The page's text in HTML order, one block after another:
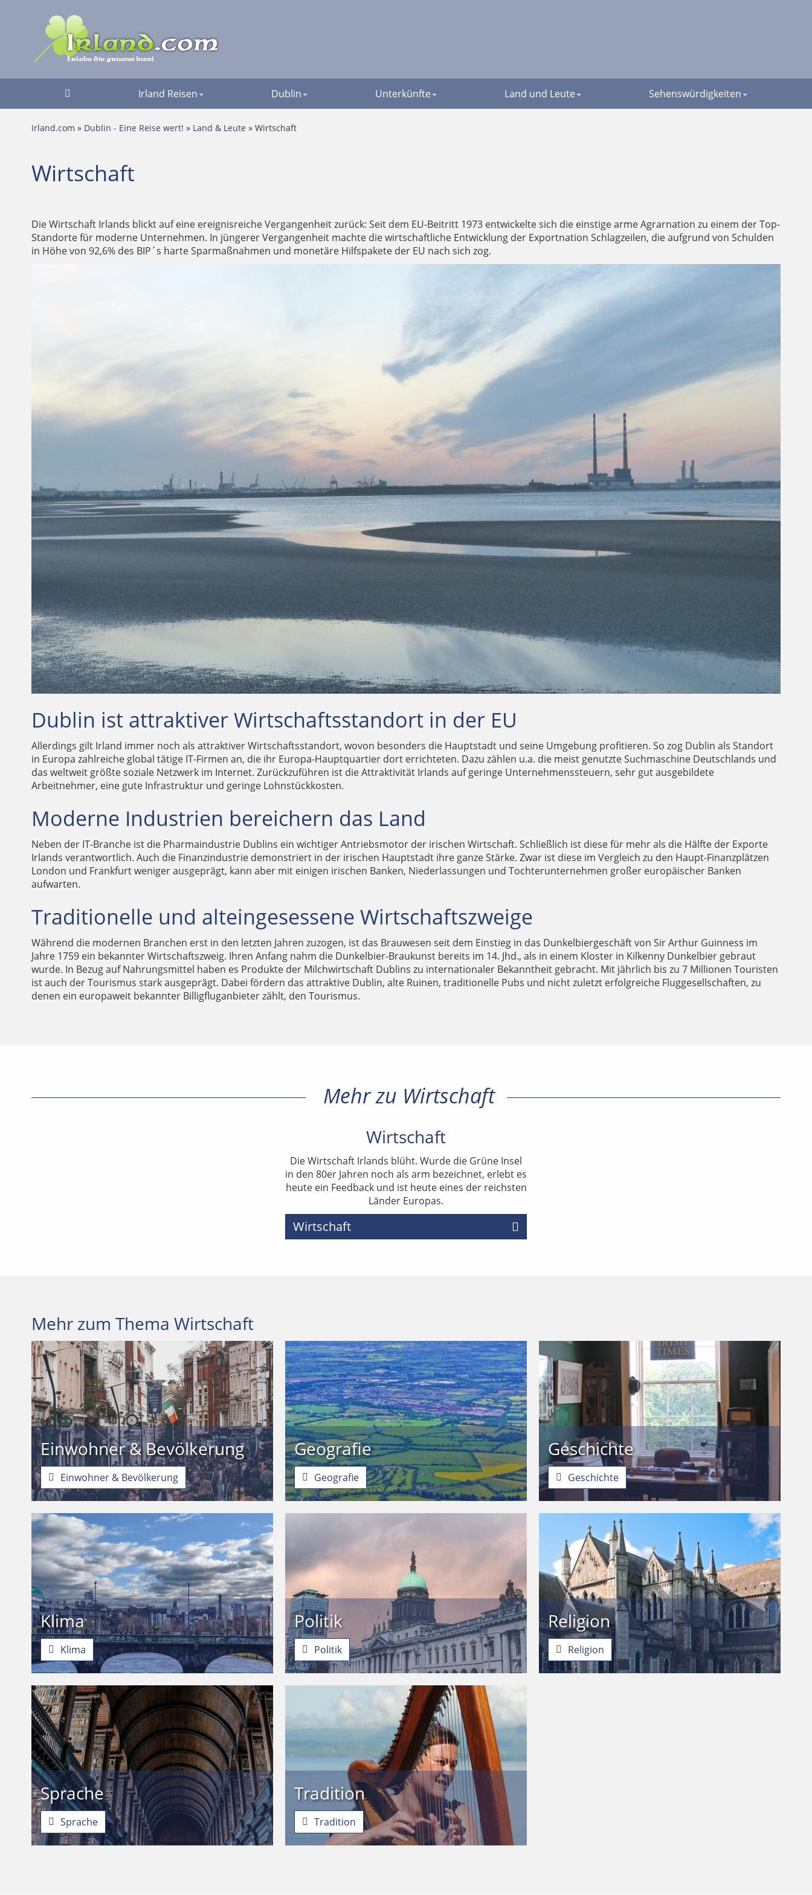
Irland Reisen Dublin Unterkünfte Land und Leute Sehenswürdigkeiten
Irland.com » Dublin - Eine Reise wert! » Land & Leute » Wirtschaft
Wirtschaft
Die Wirtschaft Irlands blickt auf eine ereignisreiche Vergangenheit zurück: Seit dem EU-Beitritt 1973 entwickelte sich die einstige arme Agrarnation zu einem der Top-
Standorte für moderne Unternehmen. In jüngerer Vergangenheit machte die wirtschaftliche Entwicklung der Exportnation Schlagzeilen, die aufgrund von Schulden
in Höhe von 92,6% des BIP´s harte Sparmaßnahmen und monetäre Hilfspakete der EU nach sich zog.
Dublin ist attraktiver Wirtschaftsstandort in der EU
Allerdings gilt Irland immer noch als attraktiver Wirtschaftsstandort, wovon besonders die Hauptstadt und seine Umgebung profitieren. So zog Dublin als Standort
in Europa zahlreiche global tätige IT-Firmen an, die ihr Europa-Hauptquartier dort errichteten. Dazu zählen u.a. die meist genutzte Suchmaschine Deutschlands und
das weltweit größte soziale Netzwerk im Internet. Zurückzuführen ist die Attraktivität Irlands auf geringe Unternehmenssteuern, sehr gut ausgebildete
Arbeitnehmer, eine gute Infrastruktur und geringe Lohnstückkosten.
Moderne Industrien bereichern das Land
Neben der IT-Branche ist die Pharmaindustrie Dublins ein wichtiger Antriebsmotor der irischen Wirtschaft. Schließlich ist diese für mehr als die Hälfte der Exporte
Irlands verantwortlich. Auch die Finanzindustrie demonstriert in der irischen Hauptstadt ihre ganze Stärke. Zwar ist diese im Vergleich zu den Haupt-Finanzplätzen
London und Frankfurt weniger ausgeprägt, kann aber mit einigen irischen Banken, Niederlassungen und Tochterunternehmen großer europäischer Banken
aufwarten.
Traditionelle und alteingesessene Wirtschaftszweige
Während die modernen Branchen erst in den letzten Jahren zuzogen, ist das Brauwesen seit dem Einstieg in das Dunkelbiergeschäft von Sir Arthur Guinness im
Jahre 1759 ein bekannter Wirtschaftszweig. Ihren Anfang nahm die Dunkelbier-Braukunst bereits im 14. Jhd., als in einem Kloster in Kilkenny Dunkelbier gebraut
wurde. In Bezug auf Nahrungsmittel haben es Produkte der Milchwirtschaft Dublins zu internationaler Bekanntheit gebracht. Mit jährlich bis zu 7 Millionen Touristen
ist auch der Tourismus stark ausgeprägt. Dabei fördern das attraktive Dublin, alte Ruinen, traditionelle Pubs und nicht zuletzt erfolgreiche Fluggesellschaften, zu
denen ein europaweit bekannter Billigfluganbieter zählt, den Tourismus.
Mehr zu Wirtschaft
Wirtschaft
Die Wirtschaft Irlands blüht. Wurde die Grüne Insel
in den 80er Jahren noch als arm bezeichnet, erlebt es
heute ein Feedback und ist heute eines der reichsten
Länder Europas.
Wirtschaft
Mehr zum Thema Wirtschaft
Einwohner & Bevölkerung
Einwohner & Bevölkerung
Geografie
Geografie
Geschichte
Geschichte
Klima
Klima
Politik
Politik
Religion
Religion
Sprache
Sprache
Tradition
Tradition